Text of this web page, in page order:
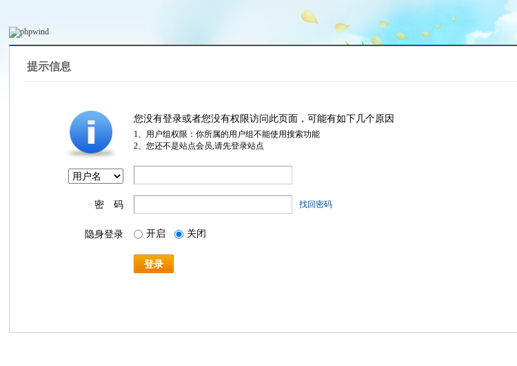
提示信息
您没有登录或者您没有权限访问此页面，可能有如下几个原因
1、用户组权限：你所属的用户组不能使用搜索功能
2、您还不是站点会员,请先登录站点
密 码 找回密码
隐身登录 开启 关闭
登录